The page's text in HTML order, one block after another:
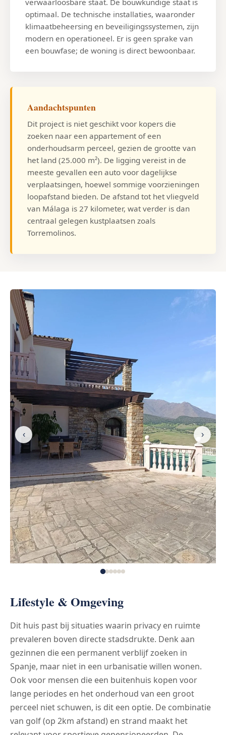
optimaal. De technische installaties, waaronder
klimaatbeheersing en beveiligingssystemen, zijn
modern en operationeel. Er is geen sprake van
een bouwfase; de woning is direct bewoonbaar.
Aandachtspunten
Dit project is niet geschikt voor kopers die
zoeken naar een appartement of een
onderhoudsarm perceel, gezien de grootte van
het land (25.000 m²). De ligging vereist in de
meeste gevallen een auto voor dagelijkse
verplaatsingen, hoewel sommige voorzieningen
loopafstand bieden. De afstand tot het vliegveld
van Málaga is 27 kilometer, wat verder is dan
centraal gelegen kustplaatsen zoals
Torremolinos.
Lifestyle & Omgeving
Dit huis past bij situaties waarin privacy en ruimte
prevaleren boven directe stadsdrukte. Denk aan
gezinnen die een permanent verblijf zoeken in
Spanje, maar niet in een urbanisatie willen wonen.
Ook voor mensen die een buitenhuis kopen voor
lange periodes en het onderhoud van een groot
perceel niet schuwen, is dit een optie. De combinatie
van golf (op 2km afstand) en strand maakt het
‹ ›